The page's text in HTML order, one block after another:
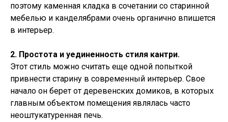
поэтому каменная кладка в сочетании со старинной
мебелью и канделябрами очень органично впишется
в интерьер.
2. Простота и уединенность стиля кантри.
Этот стиль можно считать еще одной попыткой
привнести старину в современный интерьер. Свое
начало он берет от деревенских домиков, в которых
главным объектом помещения являлась часто
неоштукатуренная печь.